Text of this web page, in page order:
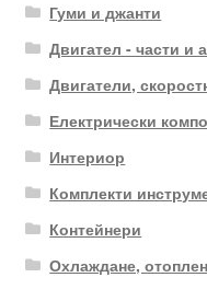
Гуми и джанти
Двигател - части и
Двигатели,
Електрически
Интериор
Комплекти
Контейнери
Охлаждане,